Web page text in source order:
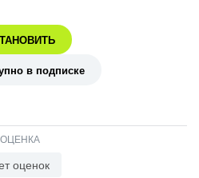
ВХОД
в подписке
ОЦЕНКА
оценок